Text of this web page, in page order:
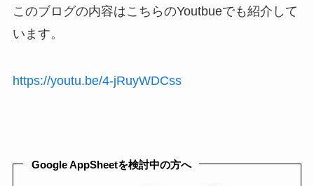
このブログの内容はこちらのYoutbueでも紹介して
います。
https://youtu.be/4-jRuyWDCss
Google AppSheetを検討中の方へ